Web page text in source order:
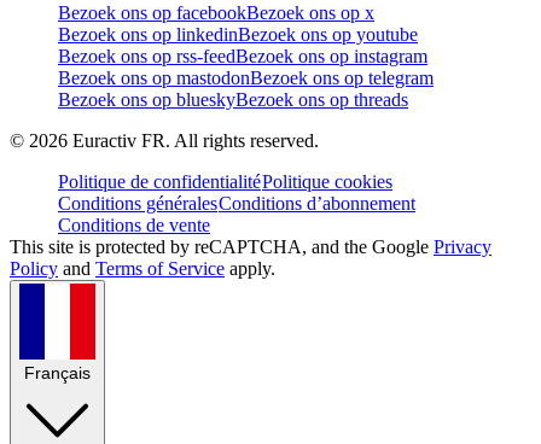
Bezoek ons op facebookBezoek ons op x
Bezoek ons op linkedinBezoek ons op youtube
Bezoek ons op rss-feedBezoek ons op instagram
Bezoek ons op mastodonBezoek ons op telegram
Bezoek ons op blueskyBezoek ons op threads
© 2026 Euractiv FR. All rights reserved.
Politique de confidentialitéPolitique cookies
Conditions généralesConditions d’abonnement
Conditions de vente
This site is protected by reCAPTCHA, and the Google Privacy
Policy and Terms of Service apply.
Français